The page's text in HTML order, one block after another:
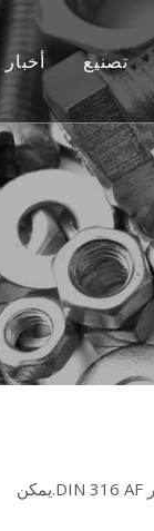
أخبار تصنيع
فيديو
تتميز مسامير الجناح، أو براغي الجناح، بـ 'أجنحة' ممدودة تم تصميمها ليتم تشغيلها يدويًا بسهولة وتم إنشاؤها وفقًا لمعيار DIN 316 AF.يمكن